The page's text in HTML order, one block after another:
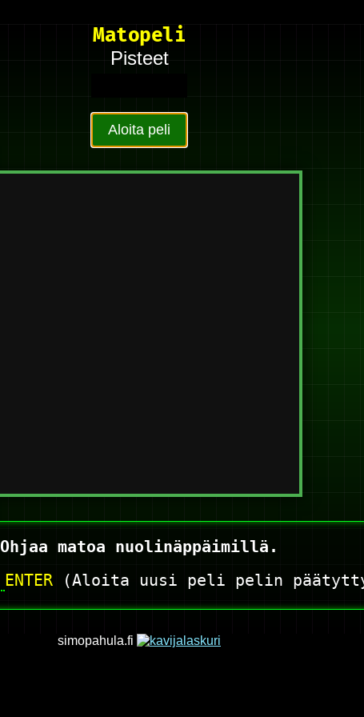
Matopeli
Pisteet
Aloita peli
Ohjaa matoa nuolinäppäimillä.
ENTER (Aloita uusi peli pelin
simopahula.fi